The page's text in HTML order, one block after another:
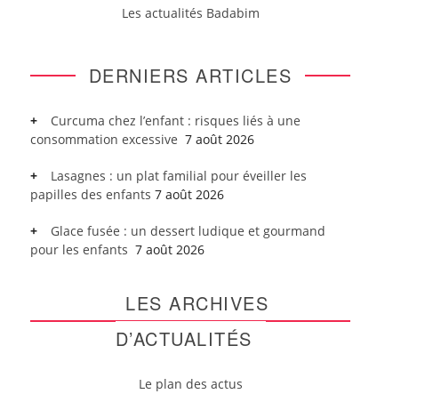
Les actualités Badabim
DERNIERS ARTICLES
Curcuma chez l’enfant : risques liés à une
consommation excessive 7 août 2026
Lasagnes : un plat familial pour éveiller les
papilles des enfants 7 août 2026
Glace fusée : un dessert ludique et gourmand
pour les enfants 7 août 2026
LES ARCHIVES
D’ACTUALITÉS
Le plan des actus